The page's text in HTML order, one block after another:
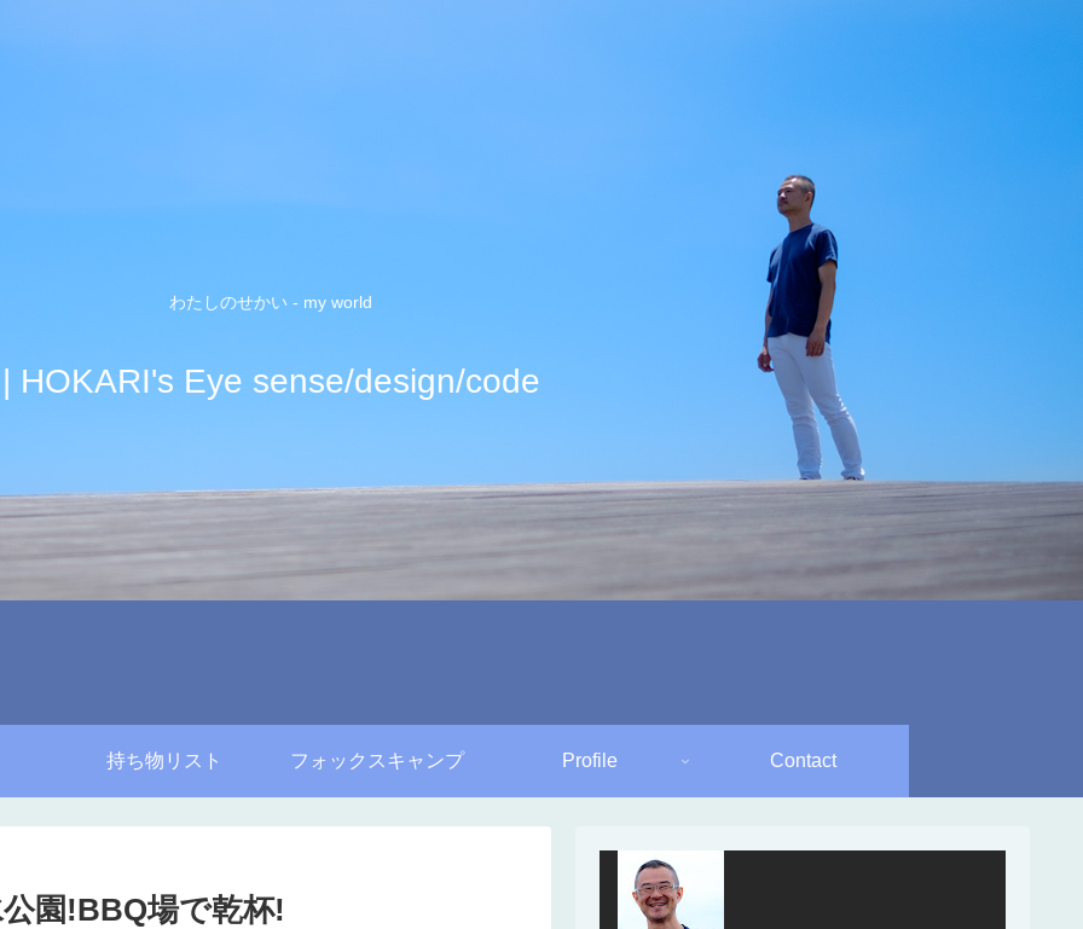
わたしのせかい - my world
| HOKARI's Eye sense/design/code
持ち物リスト フォックスキャンプ Profile Contact
園!BBQ場で乾杯!